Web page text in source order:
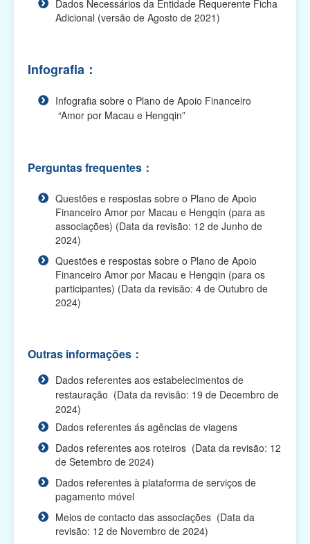
candidaturas terminou...
(O prazo de apresentação das candidaturas
terminou)
das candidaturas ...
Plano de Apoio Financeiro para Actividades
Comunitárias, 2025 (O prazo de apresentação
das candidatu...
Funcionamento de Associações, 2025 (O prazo
de apresenta...
Planos de Apoio Financeiro para 2024 (O prazo de
Plano de Apoio Financeiro Amor por Macau e
Hengqin (O prazo de apresentação das
candidaturas termino...
Plano Integrado de Apoio Financeiro para 2024
(O prazo de apresentação das candidaturas
terminou)
Plano de Apoio Financeiro para Intercâmbios,
2024 (O prazo de apresentação das
candidaturas terminou...
Plano de Apoio Financeiro para Oferta de
Cabazes, 2024 (O prazo de apresentação das
candidaturas te...
Dados Necessários da Entidade Requerente Ficha
Adicional (versão de Agosto de 2021)
Infografia：
Infografia sobre o Plano de Apoio Financeiro
“Amor por Macau e Hengqin”
Perguntas frequentes：
Questões e respostas sobre o Plano de Apoio
Financeiro Amor por Macau e Hengqin (para as
associações) (Data da revisão: 12 de Junho de
2024)
Questões e respostas sobre o Plano de Apoio
Financeiro Amor por Macau e Hengqin (para os
participantes) (Data da revisão: 4 de Outubro de
2024)
Outras informações：
Dados referentes aos estabelecimentos de
restauração (Data da revisão: 19 de Decembro de
2024)
Dados referentes ás agências de viagens
Dados referentes aos roteiros (Data da revisão: 12
de Setembro de 2024)
Dados referentes à plataforma de serviços de
pagamento móvel
Meios de contacto das associações (Data da
revisão: 12 de Novembro de 2024)